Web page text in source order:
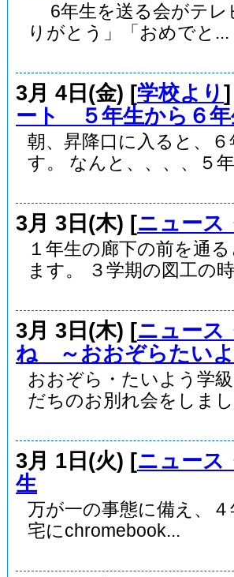
6年生を送る会がテレ
りがとう」「おめでと...
3月 4日(金) [学校より
ート ５年生から６年
朝、昇降口に入ると、
す。 なんと、、、、５
3月 3日(木) [ニュース
１年生の廊下の前を通
ます。 ３学期の図工の
3月 3日(木) [ニュース
ね ～おおぞらたい
おおぞら・たいよう学
だちのお別れ会をしま
3月 1日(火) [ニュース
生
万が一の事態に備え、
宅にchromebook...